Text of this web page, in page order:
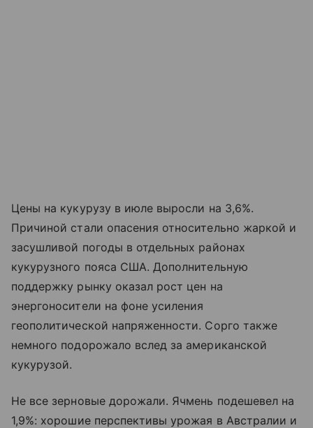
Цены на кукурузу в июле выросли на 3,6%.
Причиной стали опасения относительно жаркой и
засушливой погоды в отдельных районах
кукурузного пояса США. Дополнительную
поддержку рынку оказал рост цен на
энергоносители на фоне усиления
геополитической напряженности. Сорго также
немного подорожало вслед за американской
кукурузой.
Не все зерновые дорожали. Ячмень подешевел на
1,9%: хорошие перспективы урожая в Австралии и